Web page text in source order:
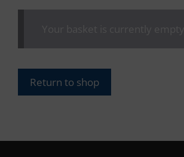
Return to shop